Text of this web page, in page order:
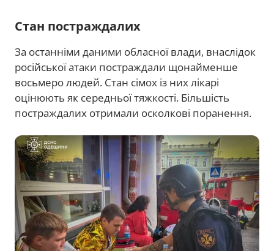
Стан постраждалих
За останніми даними обласної влади, внаслідок
російської атаки постраждали щонайменше
восьмеро людей. Стан сімох із них лікарі
оцінюють як середньої тяжкості. Більшість
постраждалих отримали осколкові поранення.